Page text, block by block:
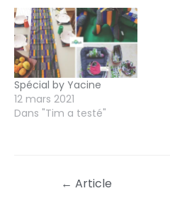
Spécial by Yacine
12 mars 2021
Dans "Tim a testé"
← Article